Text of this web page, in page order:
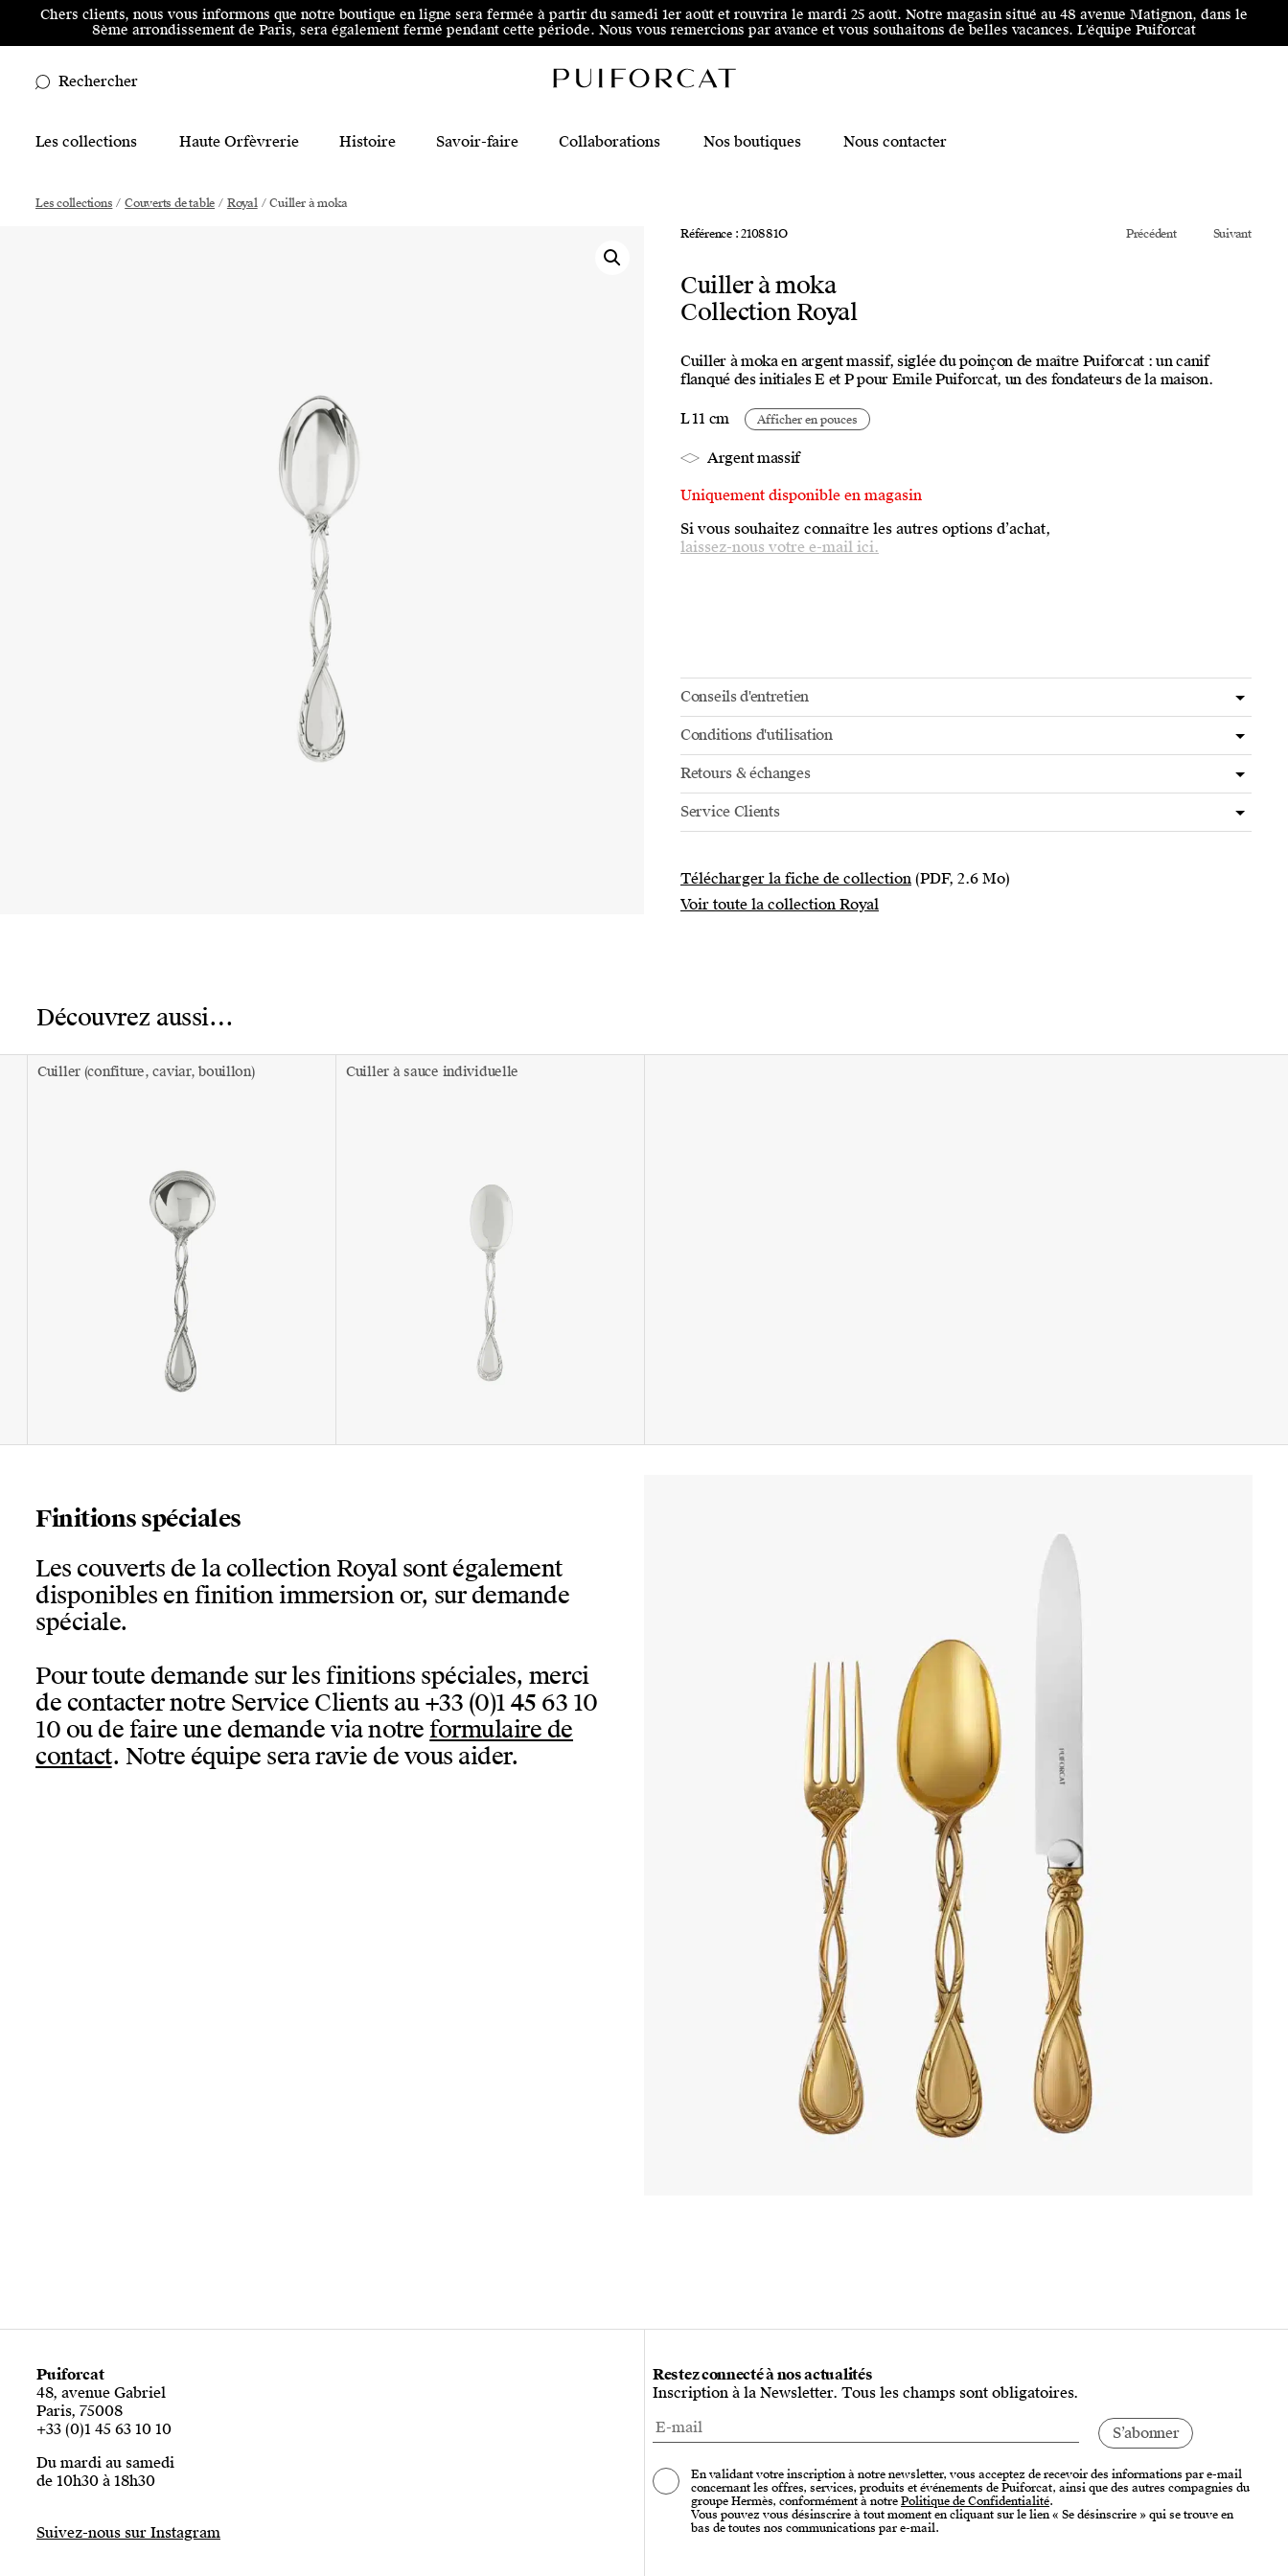
Aller au menu principal Aller au contenu principal Aller au pied de page
Chers clients, nous vous informons que notre boutique en ligne sera fermée à partir du samedi 1er août et rouvrira le mardi 25 août. Notre magasin situé au 48 avenue Matignon, dans le
8ème arrondissement de Paris, sera également fermé pendant cette période. Nous vous remercions par avance et vous souhaitons de belles vacances. L'équipe Puiforcat
Main Mobile Navigation
Rechercher
Main Desktop Navigation
Les collections Haute Orfèvrerie Histoire Savoir-faire Collaborations Nos boutiques Nous contacter
Les collections / Couverts de table / Royal / Cuiller à moka
Référence : 210881O
Précédent Suivant
Cuiller à moka
Collection Royal
Cuiller à moka en argent massif, siglée du poinçon de maître Puiforcat : un canif
flanqué des initiales E et P pour Emile Puiforcat, un des fondateurs de la maison.
L 11 cm Afficher en pouces
Argent massif
Uniquement disponible en magasin
Si vous souhaitez connaître les autres options d’achat,
laissez-nous votre e-mail ici.
Conseils d'entretien
Conditions d'utilisation
Retours & échanges
Service Clients
Télécharger la fiche de collection (PDF, 2.6 Mo)
Voir toute la collection Royal
Découvrez aussi…
Cuiller (confiture, caviar, bouillon) Cuiller à sauce individuelle
Finitions spéciales
Les couverts de la collection Royal sont également
disponibles en finition immersion or, sur demande
spéciale.
Pour toute demande sur les finitions spéciales, merci
de contacter notre Service Clients au +33 (0)1 45 63 10
10 ou de faire une demande via notreformulaire de
contact. Notre équipe sera ravie de vous aider.
Puiforcat
48, avenue Gabriel
Paris, 75008
+33 (0)1 45 63 10 10
Du mardi au samedi
de 10h30 à 18h30
Suivez-nous sur Instagram
Restez connecté à nos actualités
Inscription à la Newsletter. Tous les champs sont obligatoires.
En validant votre inscription à notre newsletter, vous acceptez de recevoir des informations par e-mail
concernant les offres, services, produits et événements de Puiforcat, ainsi que des autres compagnies du
groupe Hermès, conformément à notrePolitique de Confidentialité.
Vous pouvez vous désinscrire à tout moment en cliquant sur le lien « Se désinscrire » qui se trouve en
bas de toutes nos communications par e-mail.